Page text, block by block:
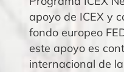
apoyo de ICEX y
fondo europeo
este apoyo es
internacional de